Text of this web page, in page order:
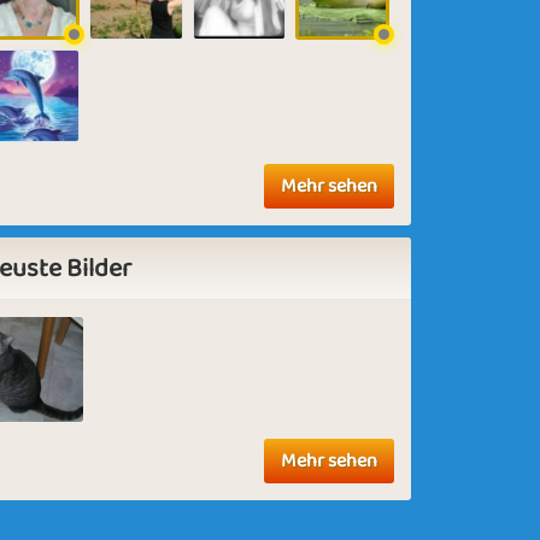
Mehr sehen
Bilder
Mehr sehen